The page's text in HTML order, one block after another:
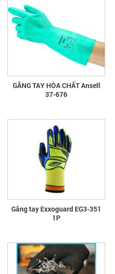
GĂNG TAY HÓA CHẤT Ansell
37-676
Găng tay Exxoguard EG3-351
1P